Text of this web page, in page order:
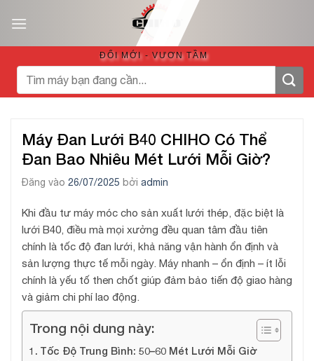
qua
ĐỔI MỚI - VƯƠN TẦM
Tìm
kiếm:
Máy Đan Lưới B40 CHIHO Có Thể
Đan Bao Nhiêu Mét Lưới Mỗi Giờ?
Đăng vào 26/07/2025 bởi admin
Khi đầu tư máy móc cho sản xuất lưới thép, đặc biệt là
lưới B40, điều mà mọi xưởng đều quan tâm đầu tiên
chính là tốc độ đan lưới, khả năng vận hành ổn định và
sản lượng thực tế mỗi ngày. Máy nhanh – ổn định – ít lỗi
chính là yếu tố then chốt giúp đảm bảo tiến độ giao hàng
và giảm chi phí lao động.
Trong nội dung này:
Tốc Độ Trung Bình: 50–60 Mét Lưới Mỗi Giờ